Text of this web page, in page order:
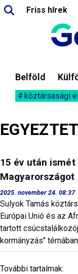
Friss hírek
Belföld
köztársasági
15 év után
2025. november 24. 08:37
Sulyok Tamás
Európai Unió és az
tartott
kormányzás"
További tartalmak: